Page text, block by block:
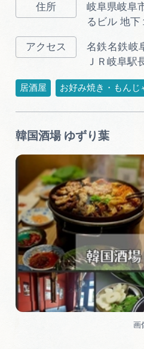
岐阜県岐阜
るビル 地下
名鉄名鉄岐
ＪＲ岐阜駅
居酒屋 お好み焼き・もんじ
韓国酒場 ゆずり葉